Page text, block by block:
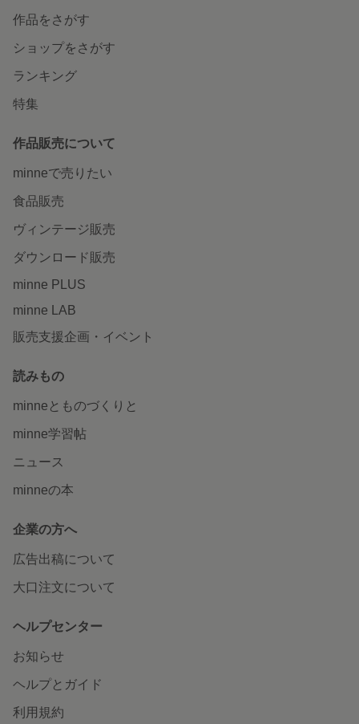
作品をさがす
ショップをさがす
ランキング
特集
作品販売について
minneで売りたい
食品販売
ヴィンテージ販売
ダウンロード販売
minne PLUS
minne LAB
販売支援企画・イベント
読みもの
minneとものづくりと
minne学習帖
ニュース
minneの本
企業の方へ
広告出稿について
大口注文について
ヘルプセンター
お知らせ
ヘルプとガイド
利用規約